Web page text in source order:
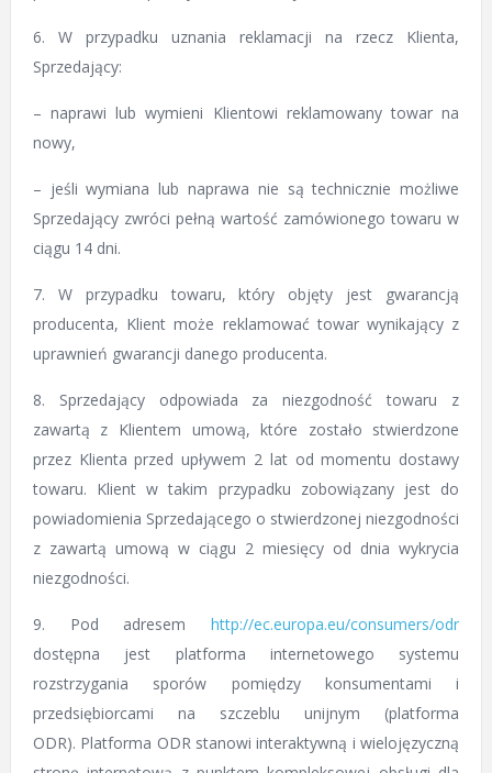
6. W przypadku uznania reklamacji na rzecz Klienta,
Sprzedający:
– naprawi lub wymieni Klientowi reklamowany towar na
nowy,
– jeśli wymiana lub naprawa nie są technicznie możliwe
Sprzedający zwróci pełną wartość zamówionego towaru w
ciągu 14 dni.
7. W przypadku towaru, który objęty jest gwarancją
producenta, Klient może reklamować towar wynikający z
uprawnień gwarancji danego producenta.
8. Sprzedający odpowiada za niezgodność towaru z
zawartą z Klientem umową, które zostało stwierdzone
przez Klienta przed upływem 2 lat od momentu dostawy
towaru. Klient w takim przypadku zobowiązany jest do
powiadomienia Sprzedającego o stwierdzonej niezgodności
z zawartą umową w ciągu 2 miesięcy od dnia wykrycia
niezgodności.
9. Pod adresemhttp://ec.europa.eu/consumers/odr
dostępna jest platforma internetowego systemu
rozstrzygania sporów pomiędzy konsumentami i
przedsiębiorcami na szczeblu unijnym (platforma
ODR). Platforma ODR stanowi interaktywną i wielojęzyczną